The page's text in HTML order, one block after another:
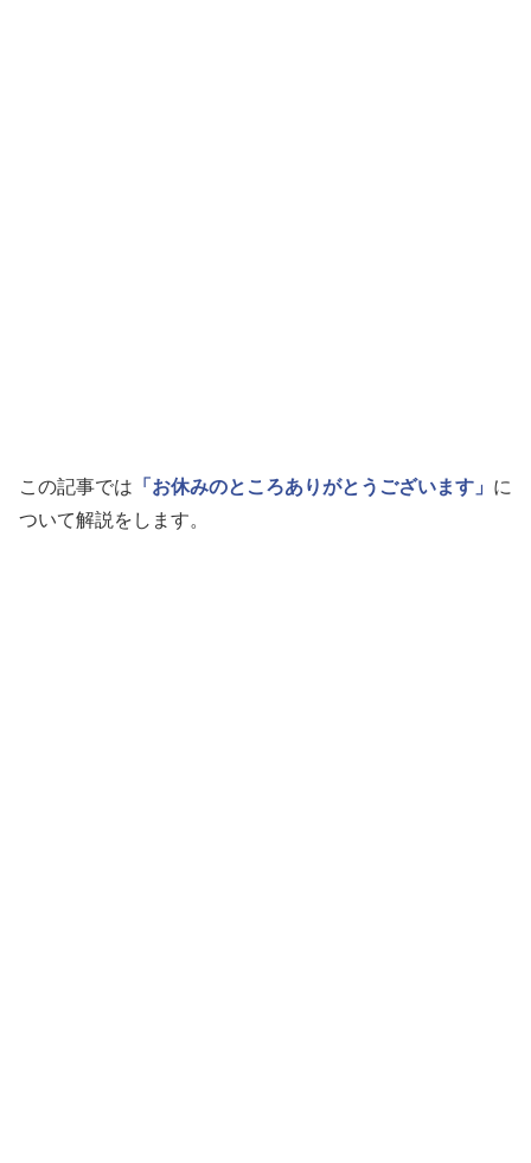
この記事では 「お休みのところありがとうございます」 に
ついて解説をします。